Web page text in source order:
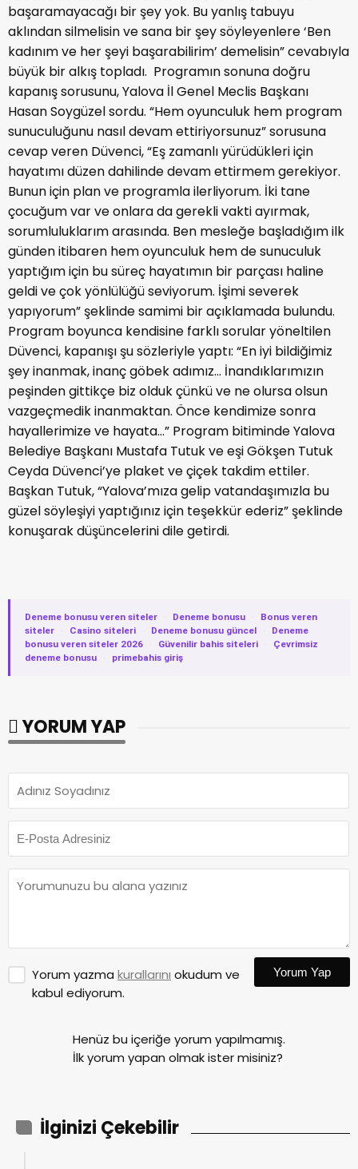
başaramayacağı bir şey yok. Bu yanlış tabuyu
aklından silmelisin ve sana bir şey söyleyenlere ‘Ben
kadınım ve her şeyi başarabilirim’ demelisin” cevabıyla
büyük bir alkış topladı. Programın sonuna doğru
kapanış sorusunu, Yalova İl Genel Meclis Başkanı
Hasan Soygüzel sordu. “Hem oyunculuk hem program
sunuculuğunu nasıl devam ettiriyorsunuz” sorusuna
cevap veren Düvenci, “Eş zamanlı yürüdükleri için
hayatımı düzen dahilinde devam ettirmem gerekiyor.
Bunun için plan ve programla ilerliyorum. İki tane
çocuğum var ve onlara da gerekli vakti ayırmak,
sorumluluklarım arasında. Ben mesleğe başladığım ilk
günden itibaren hem oyunculuk hem de sunuculuk
yaptığım için bu süreç hayatımın bir parçası haline
geldi ve çok yönlülüğü seviyorum. İşimi severek
yapıyorum” şeklinde samimi bir açıklamada bulundu.
Program boyunca kendisine farklı sorular yöneltilen
Düvenci, kapanışı şu sözleriyle yaptı: “En iyi bildiğimiz
şey inanmak, inanç göbek adımız… İnandıklarımızın
peşinden gittikçe biz olduk çünkü ve ne olursa olsun
vazgeçmedik inanmaktan. Önce kendimize sonra
hayallerimize ve hayata…” Program bitiminde Yalova
Belediye Başkanı Mustafa Tutuk ve eşi Gökşen Tutuk
Ceyda Düvenci’ye plaket ve çiçek takdim ettiler.
Başkan Tutuk, “Yalova’mıza gelip vatandaşımızla bu
güzel söyleşiyi yaptığınız için teşekkür ederiz” şeklinde
konuşarak düşüncelerini dile getirdi.
Deneme bonusu veren siteler · Deneme bonusu ·
Bonus veren
siteler
· Casino siteleri · Deneme bonusu güncel ·
Deneme
bonusu veren siteler 2026
· Güvenilir bahis siteleri ·
Çevrimsiz
deneme bonusu
· primebahis giriş
YORUM YAP
Yorum yazma kurallarını okudum ve
kabul ediyorum.
Yorum Yap
Henüz bu içeriğe yorum yapılmamış.
İlk yorum yapan olmak ister misiniz?
İlginizi Çekebilir